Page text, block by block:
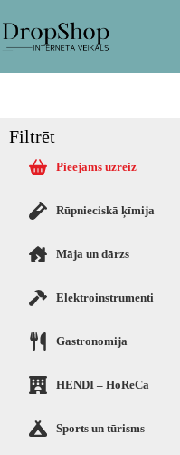
Filtrēt
Pieejams uzreiz
Rūpnieciskā ķīmija
Māja un dārzs
Elektroinstrumenti
Gastronomija
HENDI – HoReCa
Sports un tūrisms